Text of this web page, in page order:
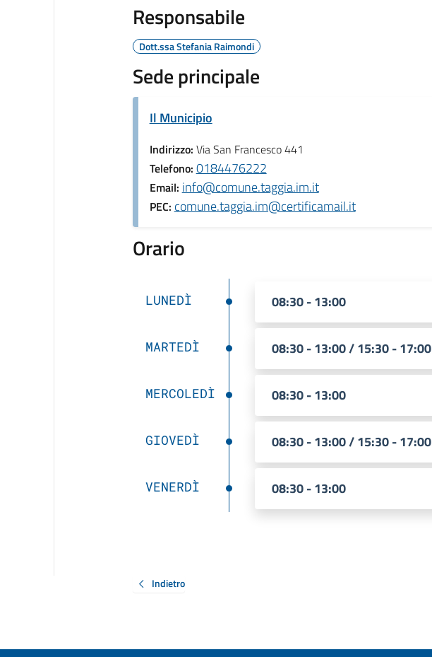
Responsabile
Dott.ssa Stefania Raimondi
Sede principale
Il Municipio
Indirizzo: Via San Francesco 441
Telefono: 0184476222
Email: info@comune.taggia.im.it
PEC: comune.taggia.im@certificamail.it
Orario
LUNEDÌ 08:30 - 13:00
MARTEDÌ 08:30 - 13:00 / 15:30 - 17:00
MERCOLEDÌ 08:30 - 13:00
GIOVEDÌ 08:30 - 13:00 / 15:30 - 17:00
VENERDÌ 08:30 - 13:00
Indietro